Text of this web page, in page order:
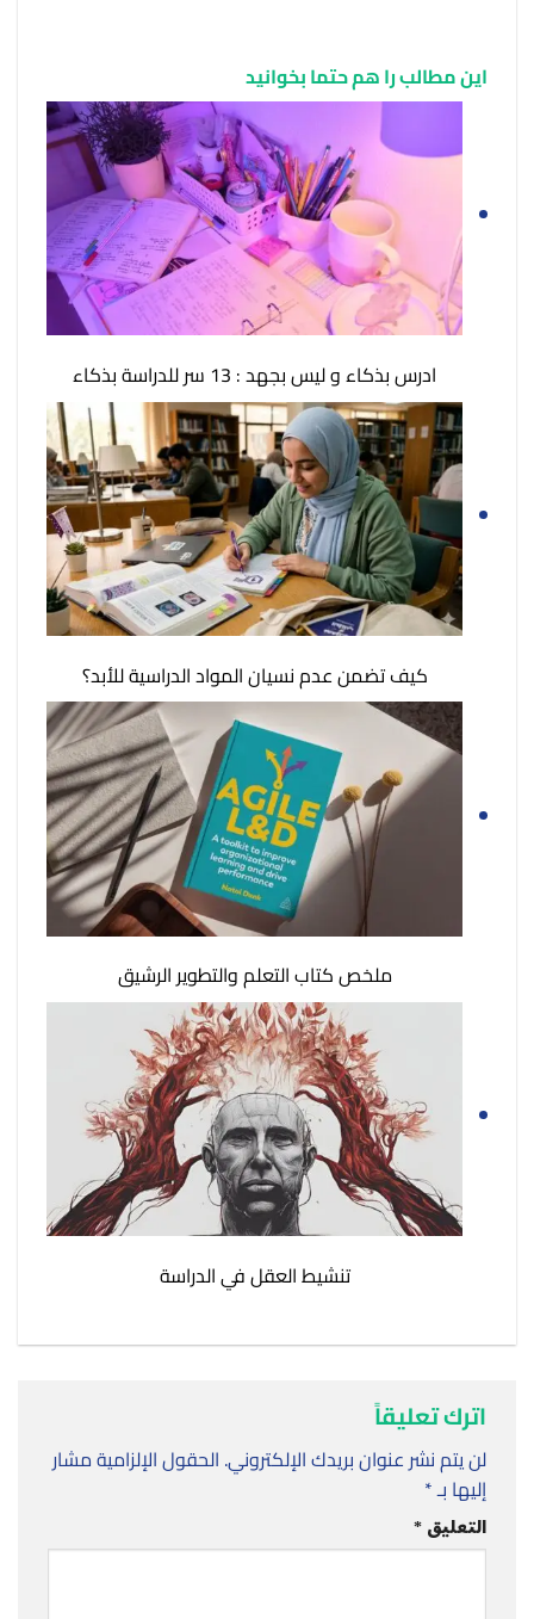
این مطالب را هم حتما بخوانید
ادرس بذكاء و ليس بجهد : 13 سر للدراسة بذكاء
كيف تضمن عدم نسيان المواد الدراسية للأبد؟
ملخص كتاب التعلم والتطوير الرشيق
تنشيط العقل في الدراسة
اترك تعليقاً
لن يتم نشر عنوان بريدك الإلكتروني. الحقول الإلزامية مشار
إليها بـ*
التعليق*